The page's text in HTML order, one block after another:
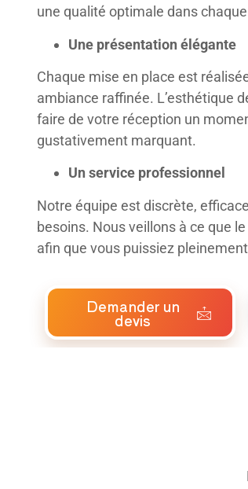
une qualité optimale dans
Une présentation élégante
Chaque mise en place est
ambiance raffinée. L’esthétique
faire de votre réception un
gustativement marquant.
Un service professionnel
Notre équipe est discrète,
besoins. Nous veillons à ce que
afin que vous puissiez
Demander un
devis